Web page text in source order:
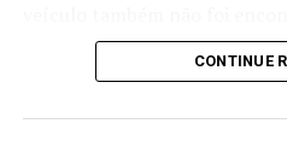
“Infelizmente, tem empresas
não têm capacidade de fazer
Reportagem apurou que
sentiram falta dela, que
CONTINUE